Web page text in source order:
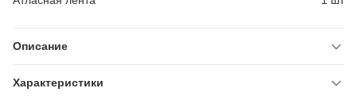
Описание
Характеристики